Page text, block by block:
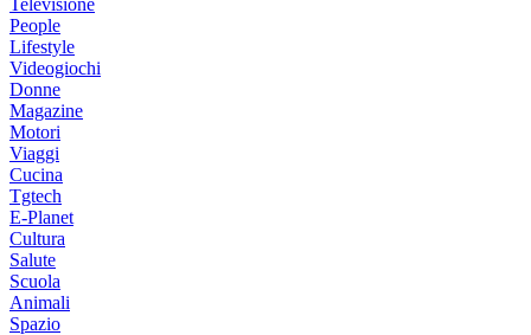
People
Lifestyle
Videogiochi
Donne
Magazine
Motori
Viaggi
Cucina
Tgtech
E-Planet
Cultura
Salute
Scuola
Animali
Spazio